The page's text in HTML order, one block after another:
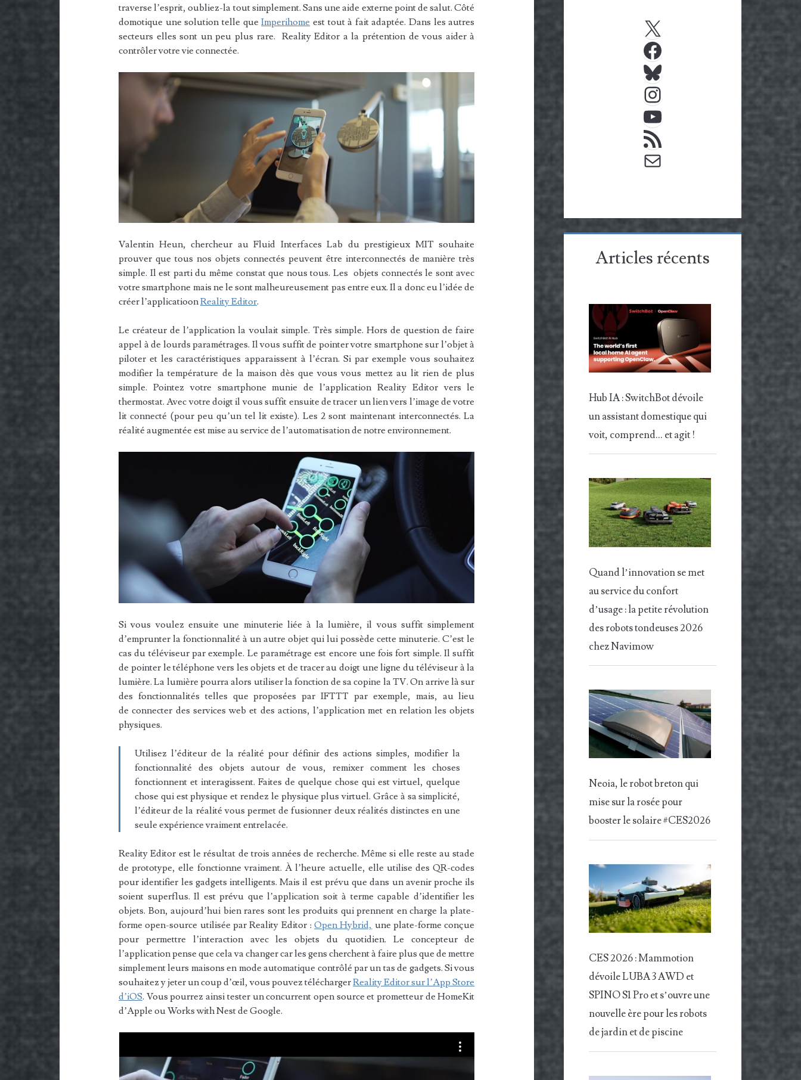
traverse l’esprit, oubliez-la tout simplement. Sans une aide externe point de salut. Côté
domotique une solution telle queImperihome est tout à fait adaptée. Dans les autres
secteurs elles sont un peu plus rare. Reality Editor a la prétention de vous aider à
contrôler votre vie connectée.
Valentin Heun, chercheur au Fluid Interfaces Lab du prestigieux MIT souhaite
prouver que tous nos objets connectés peuvent être interconnectés de manière très
simple. Il est parti du même constat que nous tous. Les objets connectés le sont avec
votre smartphone mais ne le sont malheureusement pas entre eux. Il a donc eu l’idée de
créer l’applicatioonReality Editor.
Le créateur de l’application la voulait simple. Très simple. Hors de question de faire
appel à de lourds paramétrages. Il vous suffit de pointer votre smartphone sur l’objet à
piloter et les caractéristiques apparaissent à l’écran. Si par exemple vous souhaitez
modifier la température de la maison dès que vous vous mettez au lit rien de plus
simple. Pointez votre smartphone munie de l’application Reality Editor vers le
thermostat. Avec votre doigt il vous suffit ensuite de tracer un lien vers l’image de votre
lit connecté (pour peu qu’un tel lit existe). Les 2 sont maintenant interconnectés. La
réalité augmentée est mise au service de l’automatisation de notre environnement.
Si vous voulez ensuite une minuterie liée à la lumière, il vous suffit simplement
d’emprunter la fonctionnalité à un autre objet qui lui possède cette minuterie. C’est le
cas du téléviseur par exemple. Le paramétrage est encore une fois fort simple. Il suffit
de pointer le téléphone vers les objets et de tracer au doigt une ligne du téléviseur à la
lumière. La lumière pourra alors utiliser la fonction de sa copine la TV. On arrive là sur
des fonctionnalités telles que proposées par IFTTT par exemple, mais, au lieu
de connecter des services web et des actions, l’application met en relation les objets
physiques.
Utilisez l’éditeur de la réalité pour définir des actions simples, modifier la
fonctionnalité des objets autour de vous, remixer comment les choses
fonctionnent et interagissent. Faites de quelque chose qui est virtuel, quelque
chose qui est physique et rendez le physique plus virtuel. Grâce à sa simplicité,
l’éditeur de la réalité vous permet de fusionner deux réalités distinctes en une
seule expérience vraiment entrelacée.
Reality Editor est le résultat de trois années de recherche. Même si elle reste au stade
de prototype, elle fonctionne vraiment. À l’heure actuelle, elle utilise des QR-codes
pour identifier les gadgets intelligents. Mais il est prévu que dans un avenir proche ils
soient superflus. Il est prévu que l’application soit à terme capable d’identifier les
objets. Bon, aujourd’hui bien rares sont les produits qui prennent en charge la plate-
forme open-source utilisée par Reality Editor :Open Hybrid, une plate-forme conçue
pour permettre l’interaction avec les objets du quotidien. Le concepteur de
l’application pense que cela va changer car les gens cherchent à faire plus que de mettre
simplement leurs maisons en mode automatique contrôlé par un tas de gadgets. Si vous
souhaitez y jeter un coup d’œil, vous pouvez téléchargerReality Editor sur l’App Store
d’iOS. Vous pourrez ainsi tester un concurrent open source et prometteur de HomeKit
d’Apple ou Works with Nest de Google.
Facebook
YouTube
Articles récents
Hub IA : SwitchBot dévoile
un assistant domestique qui
voit, comprend… et agit !
Quand l’innovation se met
au service du confort
d’usage : la petite révolution
des robots tondeuses 2026
chez Navimow
Neoia, le robot breton qui
mise sur la rosée pour
booster le solaire #CES2026
CES 2026 : Mammotion
dévoile LUBA 3 AWD et
SPINO S1 Pro et s’ouvre une
nouvelle ère pour les robots
de jardin et de piscine